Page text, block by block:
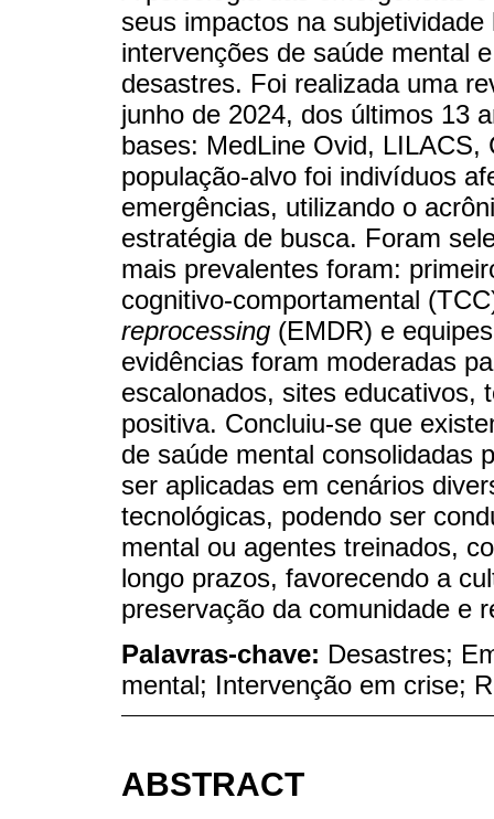
seus impactos na
intervenções de saúde mental
desastres. Foi realizada uma
junho de 2024, dos últimos 13
bases: MedLine Ovid,
população-alvo foi indivíduos
emergências, utilizando o
estratégia de busca. Foram
mais prevalentes foram:
cognitivo-comportamental
reprocessing (EMDR) e
evidências foram moderadas
escalonados, sites educativos,
positiva. Concluiu-se que
de saúde mental consolidadas
ser aplicadas em cenários
tecnológicas, podendo ser
mental ou agentes treinados,
longo prazos, favorecendo a
preservação da comunidade e
Palavras-chave: Desastres;
mental; Intervenção em crise;
ABSTRACT